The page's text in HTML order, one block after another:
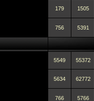
179 1505
756 5391
5549 55372
5634 62772
766 5766